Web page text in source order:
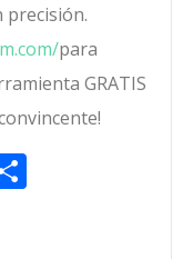
precisión.
para
GRATIS